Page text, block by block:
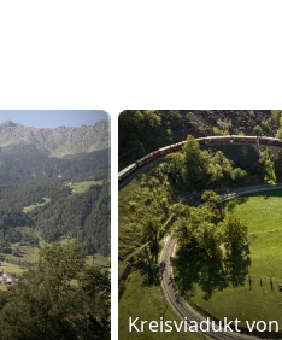
Kreisviadukt